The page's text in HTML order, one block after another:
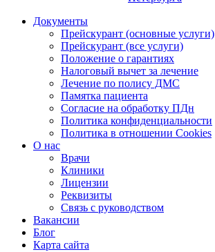
Документы
Прейскурант (основные услуги)
Прейскурант (все услуги)
Положение о гарантиях
Налоговый вычет за лечение
Лечение по полису ДМС
Памятка пациента
Согласие на обработку ПДн
Политика конфиденциальности
Политика в отношении Cookies
О нас
Врачи
Клиники
Лицензии
Реквизиты
Связь с руководством
Вакансии
Блог
Карта сайта